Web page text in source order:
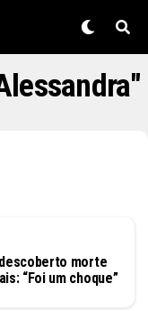
morte
“Foi um choque”